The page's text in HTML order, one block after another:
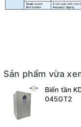
Sản phẩm vừa
Biến tần
045GT2